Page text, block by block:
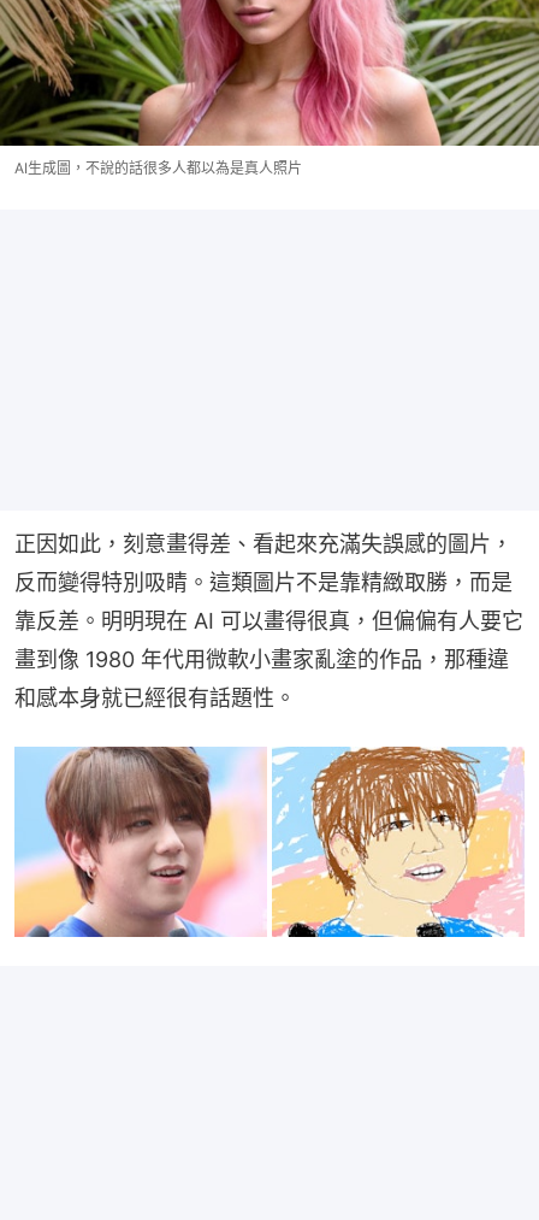
AI生成圖，不說的話很多人都以為是真人照片
正因如此，刻意畫得差、看起來充滿失誤感的圖片，
反而變得特別吸睛。這類圖片不是靠精緻取勝，而是
靠反差。明明現在 AI 可以畫得很真，但偏偏有人要它
畫到像 1980 年代用微軟小畫家亂塗的作品，那種違
和感本身就已經很有話題性。